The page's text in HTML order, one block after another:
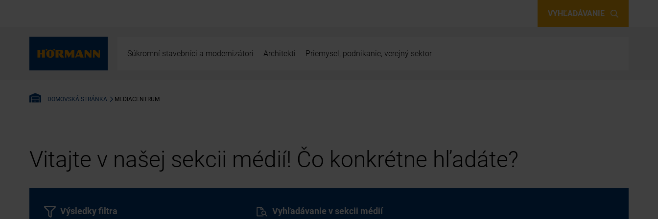
VYHĽADÁVANIE
Súkromní stavebníci a modernizátori Architekti Priemysel, podnikanie, verejný sektor
DOMOVSKÁ STRÁNKA MEDIACENTRUM
Vitajte v našej sekcii médií! Čo konkrétne hľadáte?
Vyhľadávanie v sekcii médií
Výsledky filtra